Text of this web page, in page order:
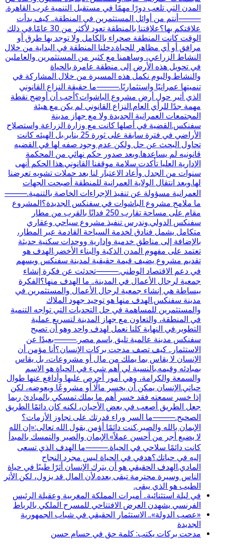
المدن التي تلعب دورًا مهمًا في مستقبل التنمية غرب القاهرة.
⸻أنتم من أوائل المستثمرين في المنطقة.. كيف بدأت
علاقتكم بها؟علاقتنا بالمنطقة تعود لأكثر من 30 عامًا.في ذلك
الوقت كانت المنطقة صحراء بالكامل ولا توجد بها طرق أو
مرافق أو أي مظاهر للحياة.دخلنا المنطقة في البداية من خلال
النشاط الزراعي، وساهمنا مع كثير من المستثمرين والعاملين
في تحويل هذه الأرض إلى منطقة عامرة بالحياة
والنشاط.واليوم نكمل هذه المسيرة من خلال المشاركة في
تنميتها عمرانيًا واستثماريًا.⸻ما حقيقة النزاع القانوني
الذي أثير حول أرض مشروع الباشوات؟أحب أن أوضح نقطة
مهمة جدًا للرأي العام.النزاع القانوني لم يكن مع هيئة
المجتمعات العمرانية الجديدة ولا مع جهاز مدينة
سفنكس.القضية في أصلها كانت مع وزارة الزراعة واستصلاح
الأراضي في فترة سابقة على ثورة 25 يناير.بل الهيئه كانت
تحاول البحث عن حل ولكن عدم وجود صفه لها في القضيه
قانونيه لم يساعدها.وبعد صدور حكم نهائي من المحكمة
الإدارية العليا تأكدت سلامة موقفنا القانوني.هذا الحكم أنهى
سنوات من الجدل وأعاد الاعتبار لنا بعد حملات تشويه تعرضنا
لها.وبعد انتقال الولاية العمرانية للمنطقة أصبحت الجهات
العمرانية مسؤولة عن تنفيذ الإجراءات الخاصة بالتنمية.⸻
ما ملامح مشروع الباشوات في سفنكس الجديدة؟المشروع
مقام على مساحة تقارب 250 فدانًا بالقرب من مطار
سفنكس الدولي.وندرس تنفيذ مشروع سياحي وعقاري
متكامل يشمل فنادق لخدمة السياحة القادمة عبر المطار،
بالإضافة إلى مناطق خدمية وإدارية ووحدات سكنية حديثة
تعتمد على مفهوم المدن الذكية والبناء الأخضر.الهدف هو
تقديم مشروع يضيف قيمة حقيقية لمدينة سفنكس ويسهم
في دعم الاقتصاد الوطني.⸻تحدثت عن فكرة إنشاء
جمعية لرجال الأعمال في المدينة.. ما الهدف منها؟الفكرة
ببساطة هي إنشاء جمعية لرجال الأعمال والمستثمرين في
مدينة سفنكس.الهدف منها هو توحيد جهود الملاك
والمستثمرين للمساهمة في حل التحديات التي تواجه التنمية
في المنطقة، والتعاون مع جهاز المدينة لتسريع عملية
التطوير.في النهاية كلنا نعمل لهدف واحد وهو أن تصبح
سفنكس مدينة عالمية تليق باسم مصر.⸻بعيدًا عن
الاستثمار.. كيف تصف مدحت بركات الإنسان؟أنا مؤمن أن
الإنسان لا يقاس بما يملك من مال أو مشروعات، بل يقاس
بمبادئه وقيمه.بالنسبة لي أهم شيء في الحياة هو الاسم
والسمعة والكرامة، وهي أمور أحرص عليها وأدافع عنها طوال
حياتي.الإنسان يمكن أن يخسر مالًا أو مشروعًا ويعوضه، لكن
إذا خسر سمعته فقد خسر أهم ما يملك.تمسكي بالمبادئ ربما
جعل الطريق أصعب في بعض الأحيان، لكنه كان دائمًا الطريق
الصحيح.⸻ما السر وراء قدرتك على تجاوز الأزمات؟
الإيمان بالله والصبر.كنت دائمًا أؤمن بقول الله تعالى:«إن الله
لا يضيع أجر من أحسن عملاً».الإيمان والصبر والتمسك بالمبدأ
كانت دائمًا سلاحي في الحياة.⸻ما الهدف الذي تسعى
إليه في حياتك؟هدفي في الحياة ليس مجرد النجاح
المادي.الهدف الحقيقي هو أن يترك الإنسان أثرًا طيبًا في حياة
الناس وسيرة محترمة تبقى بعده.لأن المال قد يزول، لكن الأثر
الطيب هو الذي يبقى.
في ليلة استثنائية.. أميرات المملكة المغربية وعقيلة الرئيس
الفرنسي يشهدن العرض الافتتاحي للمسرح الملكي بالرباط
«عصب الدولة».. الاستثمار الحقيقي في شباب الجمهورية
الجديدة
مدحت بركات يكتب: كلمة حق في حسام حسن